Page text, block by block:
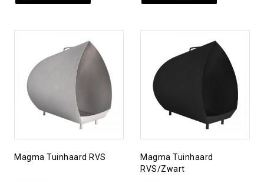
Magma Tuinhaard RVS
Magma Tuinhaard
RVS/zwart